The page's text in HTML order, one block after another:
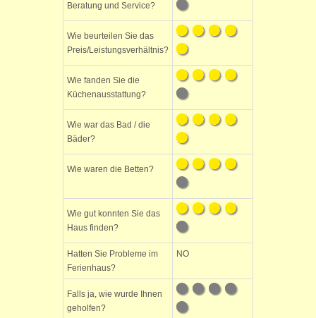
Beratung und Service?
Wie beurteilen Sie das
Preis/Leistungsverhältnis?
Wie fanden Sie die
Küchenausstattung?
Wie war das Bad / die
Bäder?
Wie waren die Betten?
Wie gut konnten Sie das
Haus finden?
Hatten Sie Probleme im
Ferienhaus?
NO
Falls ja, wie wurde Ihnen
geholfen?